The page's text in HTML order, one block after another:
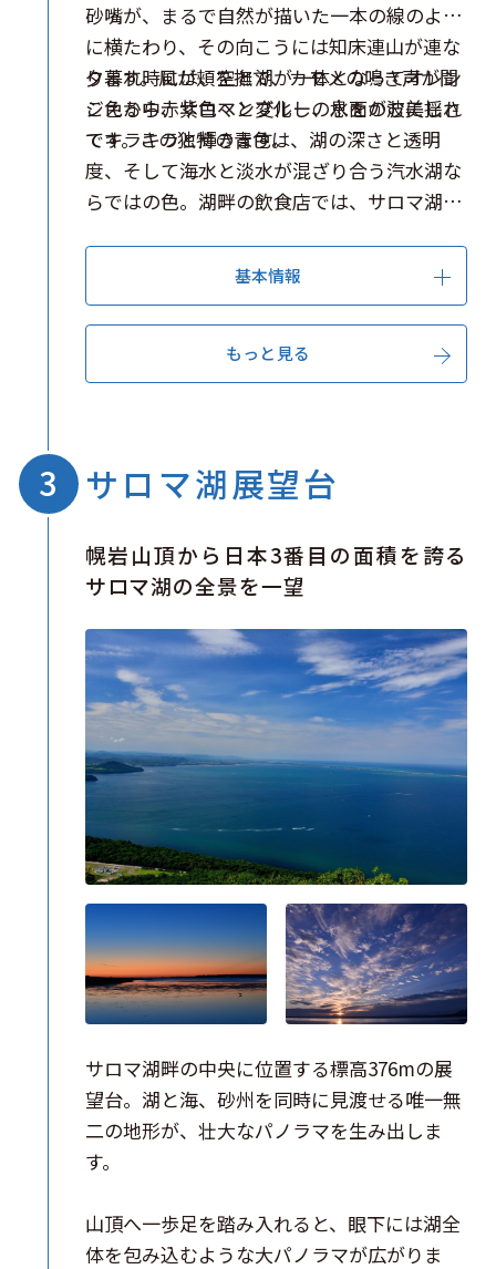
砂嘴が、まるで自然が描いた一本の線のよう
に横たわり、その向こうには知床連山が連な
ります。風が頬を撫で、カモメの鳴き声が聞
こえる中、サロマンブルーの水面が波に揺れ
てキラキラと輝きます。
夕暮れ時には、空と湖が一体となってオレン
ジ色から赤紫色へと変化し、息をのむ美しさ
です。この独特の青色は、湖の深さと透明
度、そして海水と淡水が混ざり合う汽水湖な
らではの色。湖畔の飲食店では、サロマ湖産
甘みが口いっぱいに広がります。広大な湖と
空、海が織りなす絶景に包まれる時間が流れ
ます。
基本情報
もっと見る
サロマ湖展望台
幌岩山頂から日本3番目の面積を誇る
サロマ湖の全景を一望
サロマ湖畔の中央に位置する標高376mの展
望台。湖と海、砂州を同時に見渡せる唯一無
二の地形が、壮大なパノラマを生み出しま
す。
山頂へ一歩足を踏み入れると、眼下には湖全
体を包み込むような大パノラマが広がりま